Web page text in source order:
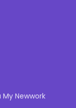
My Newwork